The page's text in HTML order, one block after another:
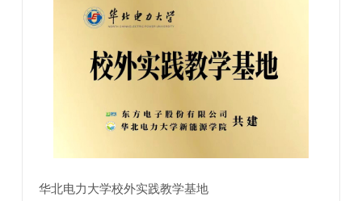
华北电力大学校外实践教学基地